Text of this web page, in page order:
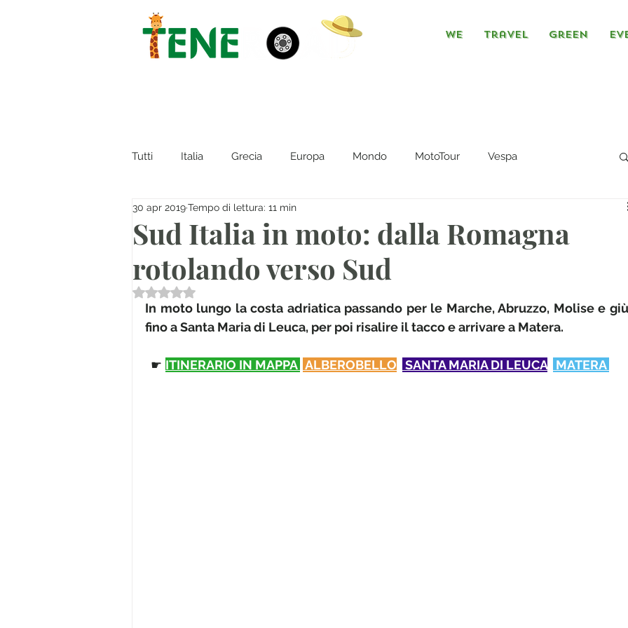
We Travel Green
Tutti Italia Grecia Europa Mondo MotoTour Vespa
Sud Italia in moto: dalla Romagna
rotolando verso Sud
30 apr 2019Tempo di lettura: 11 min
Valutazione NaN stelle su 5.
In moto lungo la costa adriatica passando per le Marche, Abruzzo, Molise e giù
fino a Santa Maria di Leuca, per poi risalire il tacco e arrivare a Matera.
☛ ITINERARIO IN MAPPA ALBEROBELLO SANTA MARIA DI LEUCA MATERA